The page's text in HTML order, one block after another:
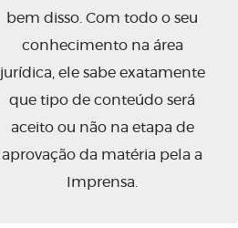
bem disso. Com todo o seu
conhecimento na área
jurídica, ele sabe exatamente
que tipo de conteúdo será
aceito ou não na etapa de
aprovação da matéria pela a
Imprensa.